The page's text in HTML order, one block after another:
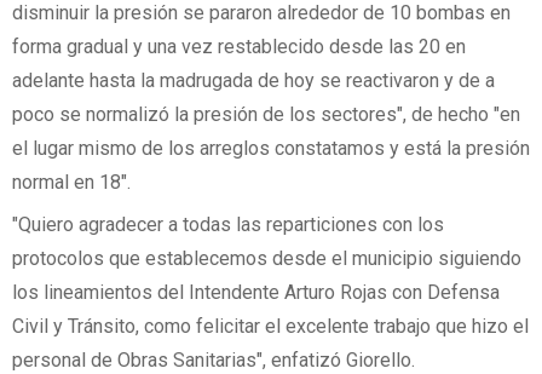
disminuir la presión se pararon alrededor de 10 bombas en
forma gradual y una vez restablecido desde las 20 en
adelante hasta la madrugada de hoy se reactivaron y de a
poco se normalizó la presión de los sectores", de hecho "en
el lugar mismo de los arreglos constatamos y está la presión
normal en 18".
"Quiero agradecer a todas las reparticiones con los
protocolos que establecemos desde el municipio siguiendo
los lineamientos del Intendente Arturo Rojas con Defensa
Civil y Tránsito, como felicitar el excelente trabajo que hizo el
personal de Obras Sanitarias", enfatizó Giorello.